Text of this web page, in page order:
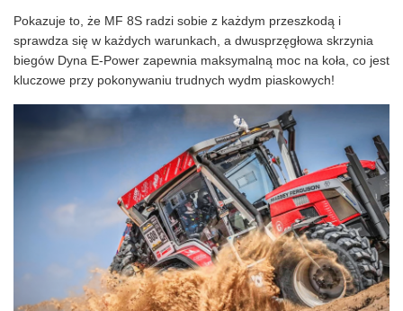
Pokazuje to, że MF 8S radzi sobie z każdym przeszkodą i
sprawdza się w każdych warunkach, a dwusprzęgłowa skrzynia
biegów Dyna E-Power zapewnia maksymalną moc na koła, co jest
kluczowe przy pokonywaniu trudnych wydm piaskowych!